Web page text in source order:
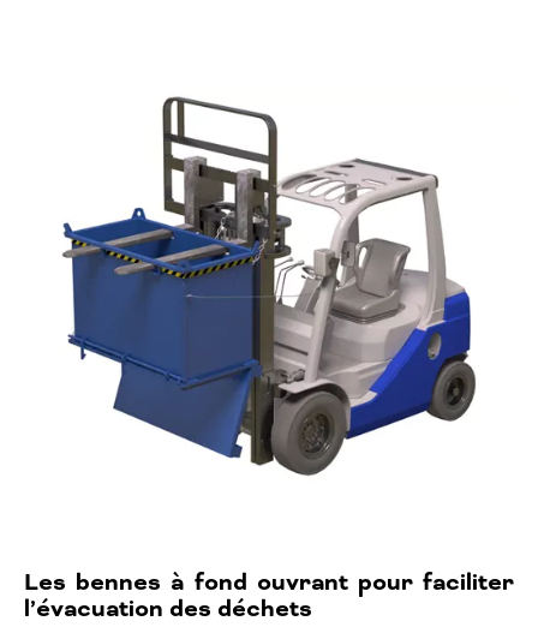
Les bennes à fond ouvrant pour faciliter
l’évacuation des déchets